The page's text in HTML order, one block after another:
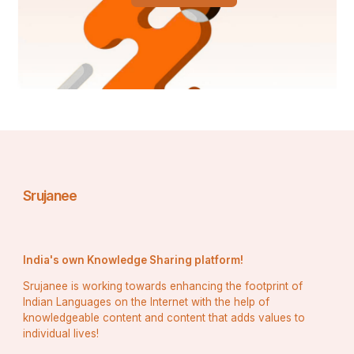
ଭାରତକୁ ବେଳେବେଳେ ଏକ ମହାନ ଶକ୍ତି ଏବଂ ଏକ
ସମ୍ଭାବ୍ୟ ମହାଶକ୍ତି ବୋଲି କୁହାଯାଏ।
Srujanee
India's own Knowledge Sharing platform!
Srujanee is working towards enhancing the footprint of
Indian Languages on the Internet with the help of
knowledgeable content and content that adds values to
individual lives!